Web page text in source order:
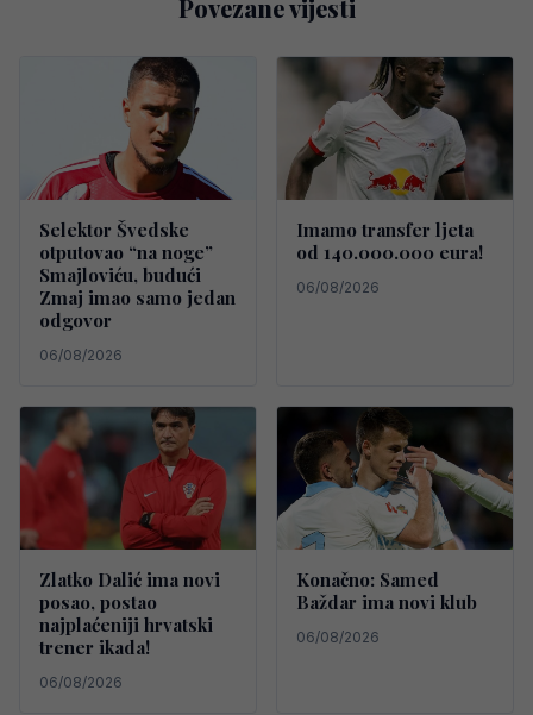
Povezane vijesti
Selektor Švedske
otputovao “na noge”
Smajloviću, budući
Zmaj imao samo jedan
odgovor
06/08/2026
Imamo transfer ljeta
od 140.000.000 eura!
06/08/2026
Zlatko Dalić ima novi
posao, postao
najplaćeniji hrvatski
trener ikada!
06/08/2026
Konačno: Samed
Baždar ima novi klub
06/08/2026